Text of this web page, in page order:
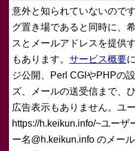
意外と知られていないので
グ置き場であると同時に、
スとメールアドレスを提供
もあります。 サービス概要
ジ公開、Perl CGIやPHPの
ズ、メールの送受信まで、
広告表示もありません。ユ
https://h.keikun.info/~ユー
ー名@h.keikun.info のメー